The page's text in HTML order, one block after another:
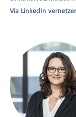
Via LinkedIn